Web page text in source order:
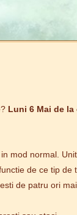
Luni 6 Mai de la
mod normal.
de ce tip
de patru ori